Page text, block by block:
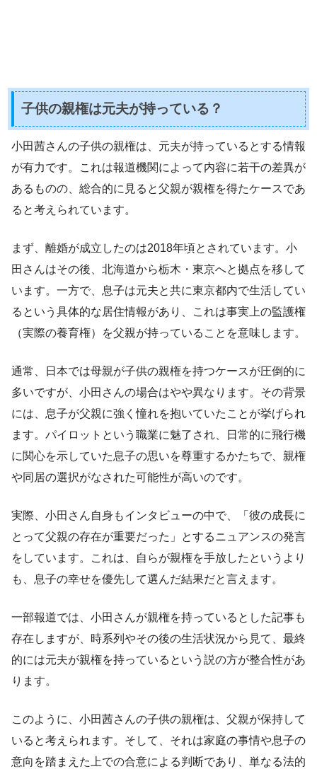
子供の親権は元夫が持っている？
小田茜さんの子供の親権は、元夫が持っているとする情報
が有力です。これは報道機関によって内容に若干の差異が
あるものの、総合的に見ると父親が親権を得たケースであ
ると考えられています。
まず、離婚が成立したのは2018年頃とされています。小
田さんはその後、北海道から栃木・東京へと拠点を移して
います。一方で、息子は元夫と共に東京都内で生活してい
るという具体的な居住情報があり、これは事実上の監護権
（実際の養育権）を父親が持っていることを意味します。
通常、日本では母親が子供の親権を持つケースが圧倒的に
多いですが、小田さんの場合はやや異なります。その背景
には、息子が父親に強く憧れを抱いていたことが挙げられ
ます。パイロットという職業に魅了され、日常的に飛行機
に関心を示していた息子の思いを尊重するかたちで、親権
や同居の選択がなされた可能性が高いのです。
実際、小田さん自身もインタビューの中で、「彼の成長に
とって父親の存在が重要だった」とするニュアンスの発言
をしています。これは、自らが親権を手放したというより
も、息子の幸せを優先して選んだ結果だと言えます。
一部報道では、小田さんが親権を持っているとした記事も
存在しますが、時系列やその後の生活状況から見て、最終
的には元夫が親権を持っているという説の方が整合性があ
ります。
このように、小田茜さんの子供の親権は、父親が保持して
いると考えられます。そして、それは家庭の事情や息子の
意向を踏まえた上での合意による判断であり、単なる法的